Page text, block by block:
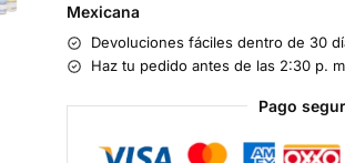
Mexicana
Devoluciones fáciles dentro de 30
Haz tu pedido antes de las 2:30 p.
Pago